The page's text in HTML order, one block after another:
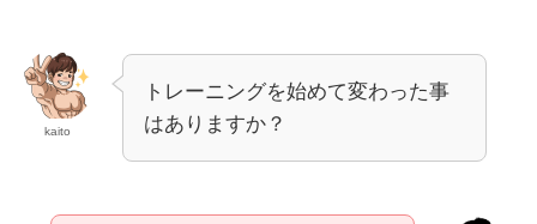
kaito
トレーニングを始めて変わった事
はありますか？